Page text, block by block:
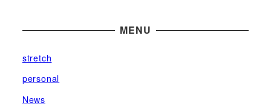
MENU
stretch
personal
News